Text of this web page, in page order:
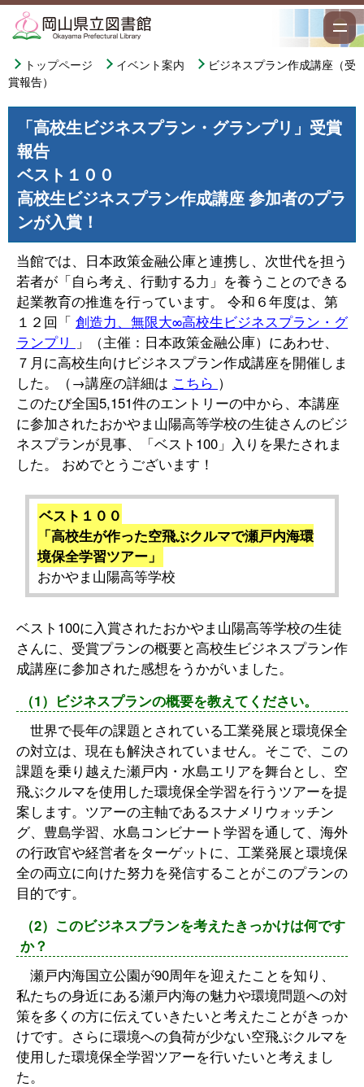
トップページ イベント案内
ビジネスプラン作成講座（受
賞報告）
「高校生ビジネスプラン・グランプリ」受賞
報告
ベスト１００
高校生ビジネスプラン作成講座 参加者のプラ
ンが入賞！
当館では、日本政策金融公庫と連携し、次世代を担う
若者が「自ら考え、行動する力」を養うことのできる
起業教育の推進を行っています。 令和６年度は、第
１２回「 創造力、無限大∞高校生ビジネスプラン・グ
ランプリ
」（主催：日本政策金融公庫）にあわせ、
７月に高校生向けビジネスプラン作成講座を開催しま
した。（→講座の詳細は こちら ）
このたび全国5,151件のエントリーの中から、本講座
に参加されたおかやま山陽高等学校の生徒さんのビジ
ネスプランが見事、「ベスト100」入りを果たされま
した。 おめでとうございます！
ベスト１００
「高校生が作った空飛ぶクルマで瀬戸内海環
境保全学習ツアー」
おかやま山陽高等学校
ベスト100に入賞されたおかやま山陽高等学校の生徒
さんに、受賞プランの概要と高校生ビジネスプラン作
成講座に参加された感想をうかがいました。
（1）ビジネスプランの概要を教えてください。
世界で長年の課題とされている工業発展と環境保全
の対立は、現在も解決されていません。そこで、この
課題を乗り越えた瀬戸内・水島エリアを舞台とし、空
飛ぶクルマを使用した環境保全学習を行うツアーを提
案します。ツアーの主軸であるスナメリウォッチン
グ、豊島学習、水島コンビナート学習を通して、海外
の行政官や経営者をターゲットに、工業発展と環境保
全の両立に向けた努力を発信することがこのプランの
目的です。
（2）このビジネスプランを考えたきっかけは何です
か？
瀬戸内海国立公園が90周年を迎えたことを知り、
私たちの身近にある瀬戸内海の魅力や環境問題への対
策を多くの方に伝えていきたいと考えたことがきっか
けです。さらに環境への負荷が少ない空飛ぶクルマを
使用した環境保全学習ツアーを行いたいと考えまし
た。